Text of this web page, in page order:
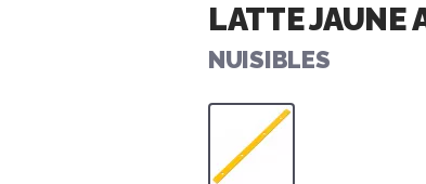
LATTE JAUNE
NUISIBLES